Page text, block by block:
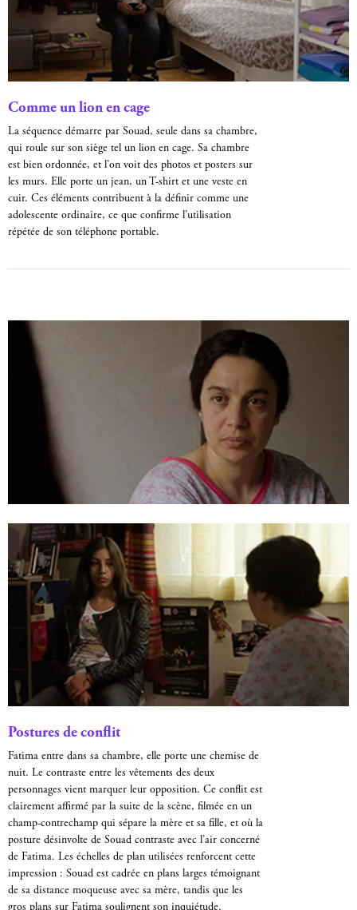
Comme un lion en cage
La séquence démarre par Souad, seule dans sa chambre,
qui roule sur son siège tel un lion en cage. Sa chambre
est bien ordonnée, et l’on voit des photos et posters sur
les murs. Elle porte un jean, un T-shirt et une veste en
cuir. Ces éléments contribuent à la définir comme une
adolescente ordinaire, ce que confirme l’utilisation
répétée de son téléphone portable.
Postures de conflit
Fatima entre dans sa chambre, elle porte une chemise de
nuit. Le contraste entre les vêtements des deux
personnages vient marquer leur opposition. Ce conflit est
clairement affirmé par la suite de la scène, filmée en un
champ-contrechamp qui sépare la mère et sa fille, et où la
posture désinvolte de Souad contraste avec l’air concerné
de Fatima. Les échelles de plan utilisées renforcent cette
impression : Souad est cadrée en plans larges témoignant
de sa distance moqueuse avec sa mère, tandis que les
gros plans sur Fatima soulignent son inquiétude.